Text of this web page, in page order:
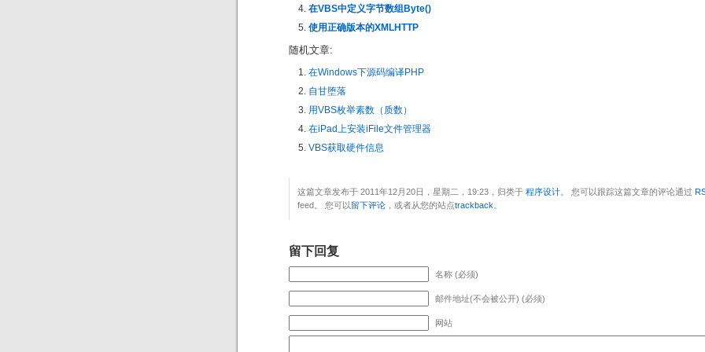
在VBS中定义字节数组Byte()
使用正确版本的XMLHTTP
随机文章:
在Windows下源码编译PHP
自甘堕落
用VBS枚举素数（质数）
在iPad上安装iFile文件管理器
VBS获取硬件信息
这篇文章发布于 2011年12月20日，星期二，19:23，归类于 程序设计 。 您可以跟踪这篇文章的评论通过
feed。 您可以 留下评论 ，或者从您的站点trackback
留下回复
名称 (必须)
邮件地址(不会被公开) (必须)
网站